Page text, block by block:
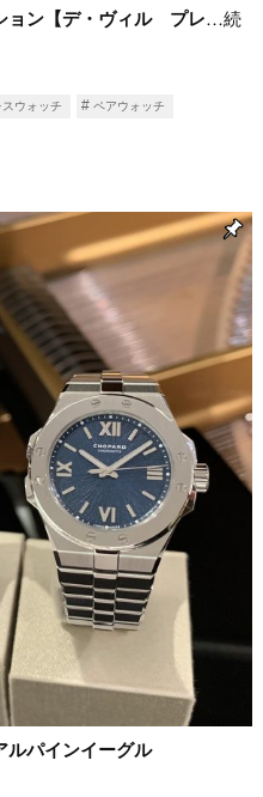
ョン【デ・ヴィル プレ…続
スウォッチ ペアウォッチ
パインイーグル